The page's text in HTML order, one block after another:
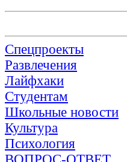
Спецпроекты
Развлечения
Лайфхаки
Студентам
Школьные новости
Культура
Психология